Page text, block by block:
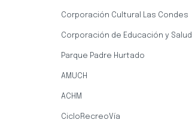
Corporación Cultural Las Condes
Corporación de Educación y Salud
Parque Padre Hurtado
AMUCH
ACHM
CicloRecreoVía